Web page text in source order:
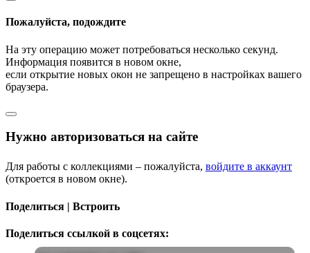
Пожалуйста, подождите
На эту операцию может потребоваться несколько секунд.
Информация появится в новом окне,
если открытие новых окон не запрещено в настройках вашего
браузера.
Нужно авторизоваться на сайте
Для работы с коллекциями – пожалуйста, войдите в аккаунт
(откроется в новом окне).
Поделиться | Встроить
Поделиться ссылкой в соцсетях: